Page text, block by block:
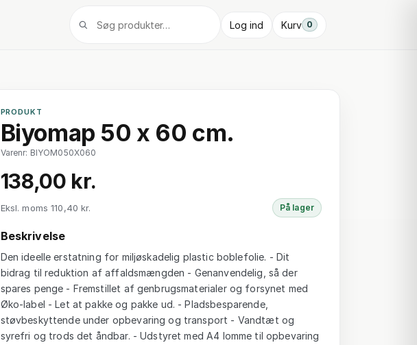
Log ind Kurv 0
PRODUKT
Biyomap 50 x 60 cm.
Varenr: BIYOM050X060
138,00 kr.
Eksl. moms 110,40 kr. På lager
Beskrivelse
Den ideelle erstatning for miljøskadelig plastic boblefolie. - Dit
bidrag til reduktion af affaldsmængden - Genanvendelig, så der
spares penge - Fremstillet af genbrugsmaterialer og forsynet med
Øko-label - Let at pakke og pakke ud. - Pladsbesparende,
støvbeskyttende under opbevaring og transport - Vandtæt og
syrefri og trods det åndbar. - Udstyret med A4 lomme til opbevaring